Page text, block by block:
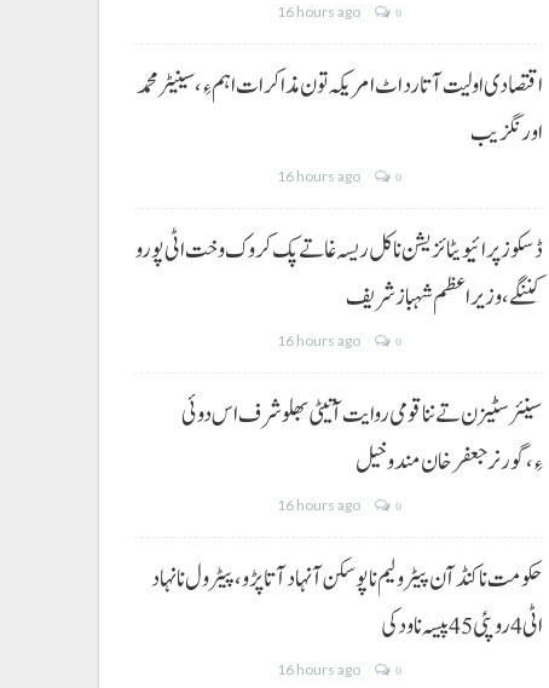
16 hours ago 0
اقتصادی اولیت آتا رد اٹ امریکہ تون مذاکرات اہم ءِ،سینیٹر محمد
اورنگزیب
16 hours ago 0
ڈسکوز پرائیویٹائزیشن نا کل ریسہ غاتے پک کروک وخت اٹی پورو
کننگے ،وزیراعظم شہباز شریف
16 hours ago 0
سینئر سٹیزن تے ننا قومی روایت آتیٹی بھلو شرف اس دوئی
ءِ،گورنر جعفرخان مندوخیل
16 hours ago 0
حکومت نا کنڈ آن پیٹرولیم نا پوسکن آ نہاد آتا پڑو،پیٹرول نا نہاد
اٹی 4 روپئی 45 پیسہ نا ودکی
16 hours ago 0